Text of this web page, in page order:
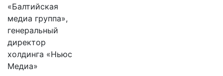
«Балтийская
медиа группа»,
генеральный
директор
холдинга «Ньюс
Медиа»